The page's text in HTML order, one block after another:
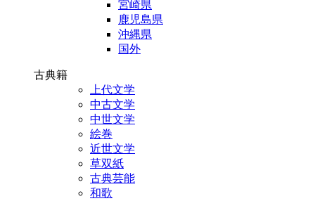
宮崎県
鹿児島県
沖縄県
国外
古典籍
上代文学
中古文学
中世文学
絵巻
近世文学
草双紙
古典芸能
和歌